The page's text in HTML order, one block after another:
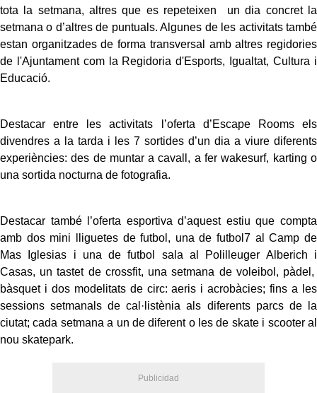
tota la setmana, altres que es repeteixen un dia concret la
setmana o d’altres de puntuals. Algunes de les activitats també
estan organitzades de forma transversal amb altres regidories
de l'Ajuntament com la Regidoria d'Esports, Igualtat, Cultura i
Educació.
Destacar entre les activitats l’oferta d’Escape Rooms els
divendres a la tarda i les 7 sortides d’un dia a viure diferents
experiències: des de muntar a cavall, a fer wakesurf, karting o
una sortida nocturna de fotografia.
Destacar també l’oferta esportiva d’aquest estiu que compta
amb dos mini lliguetes de futbol, una de futbol7 al Camp de
Mas Iglesias i una de futbol sala al Polilleuger Alberich i
Casas, un tastet de crossfit, una setmana de voleibol, pàdel,
bàsquet i dos modelitats de circ: aeris i acrobàcies; fins a les
sessions setmanals de cal·listènia als diferents parcs de la
ciutat; cada setmana a un de diferent o les de skate i scooter al
nou skatepark.